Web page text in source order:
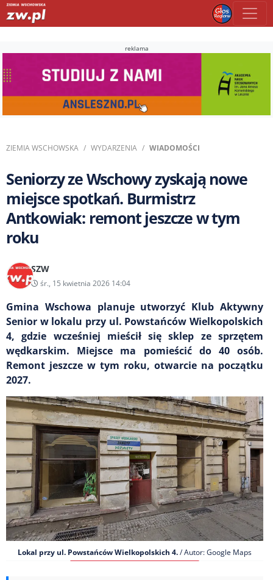
reklama
ZIEMIA WSCHOWSKA WYDARZENIA WIADOMOŚCI
Seniorzy ze Wschowy zyskają nowe
miejsce spotkań. Burmistrz
Antkowiak: remont jeszcze w tym
roku
SZW
śr., 15 kwietnia 2026 14:04
Gmina Wschowa planuje utworzyć Klub Aktywny
Senior w lokalu przy ul. Powstańców Wielkopolskich
4, gdzie wcześniej mieścił się sklep ze sprzętem
wędkarskim. Miejsce ma pomieścić do 40 osób.
Remont jeszcze w tym roku, otwarcie na początku
2027.
Lokal przy ul. Powstańców Wielkopolskich 4./ Autor: Google Maps